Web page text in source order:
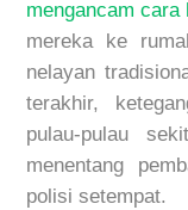
mengancam cara
mereka ke
nelayan
terakhir,
pulau-pulau
menentang
polisi setempat.